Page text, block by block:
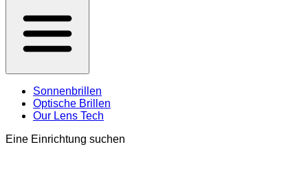
Sonnenbrillen
Optische Brillen
Our Lens Tech
Eine Einrichtung suchen